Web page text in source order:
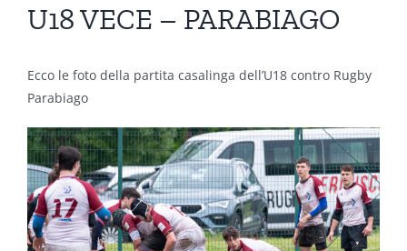
U18 VECE – PARABIAGO
Ecco le foto della partita casalinga dell’U18 contro Rugby
Parabiago